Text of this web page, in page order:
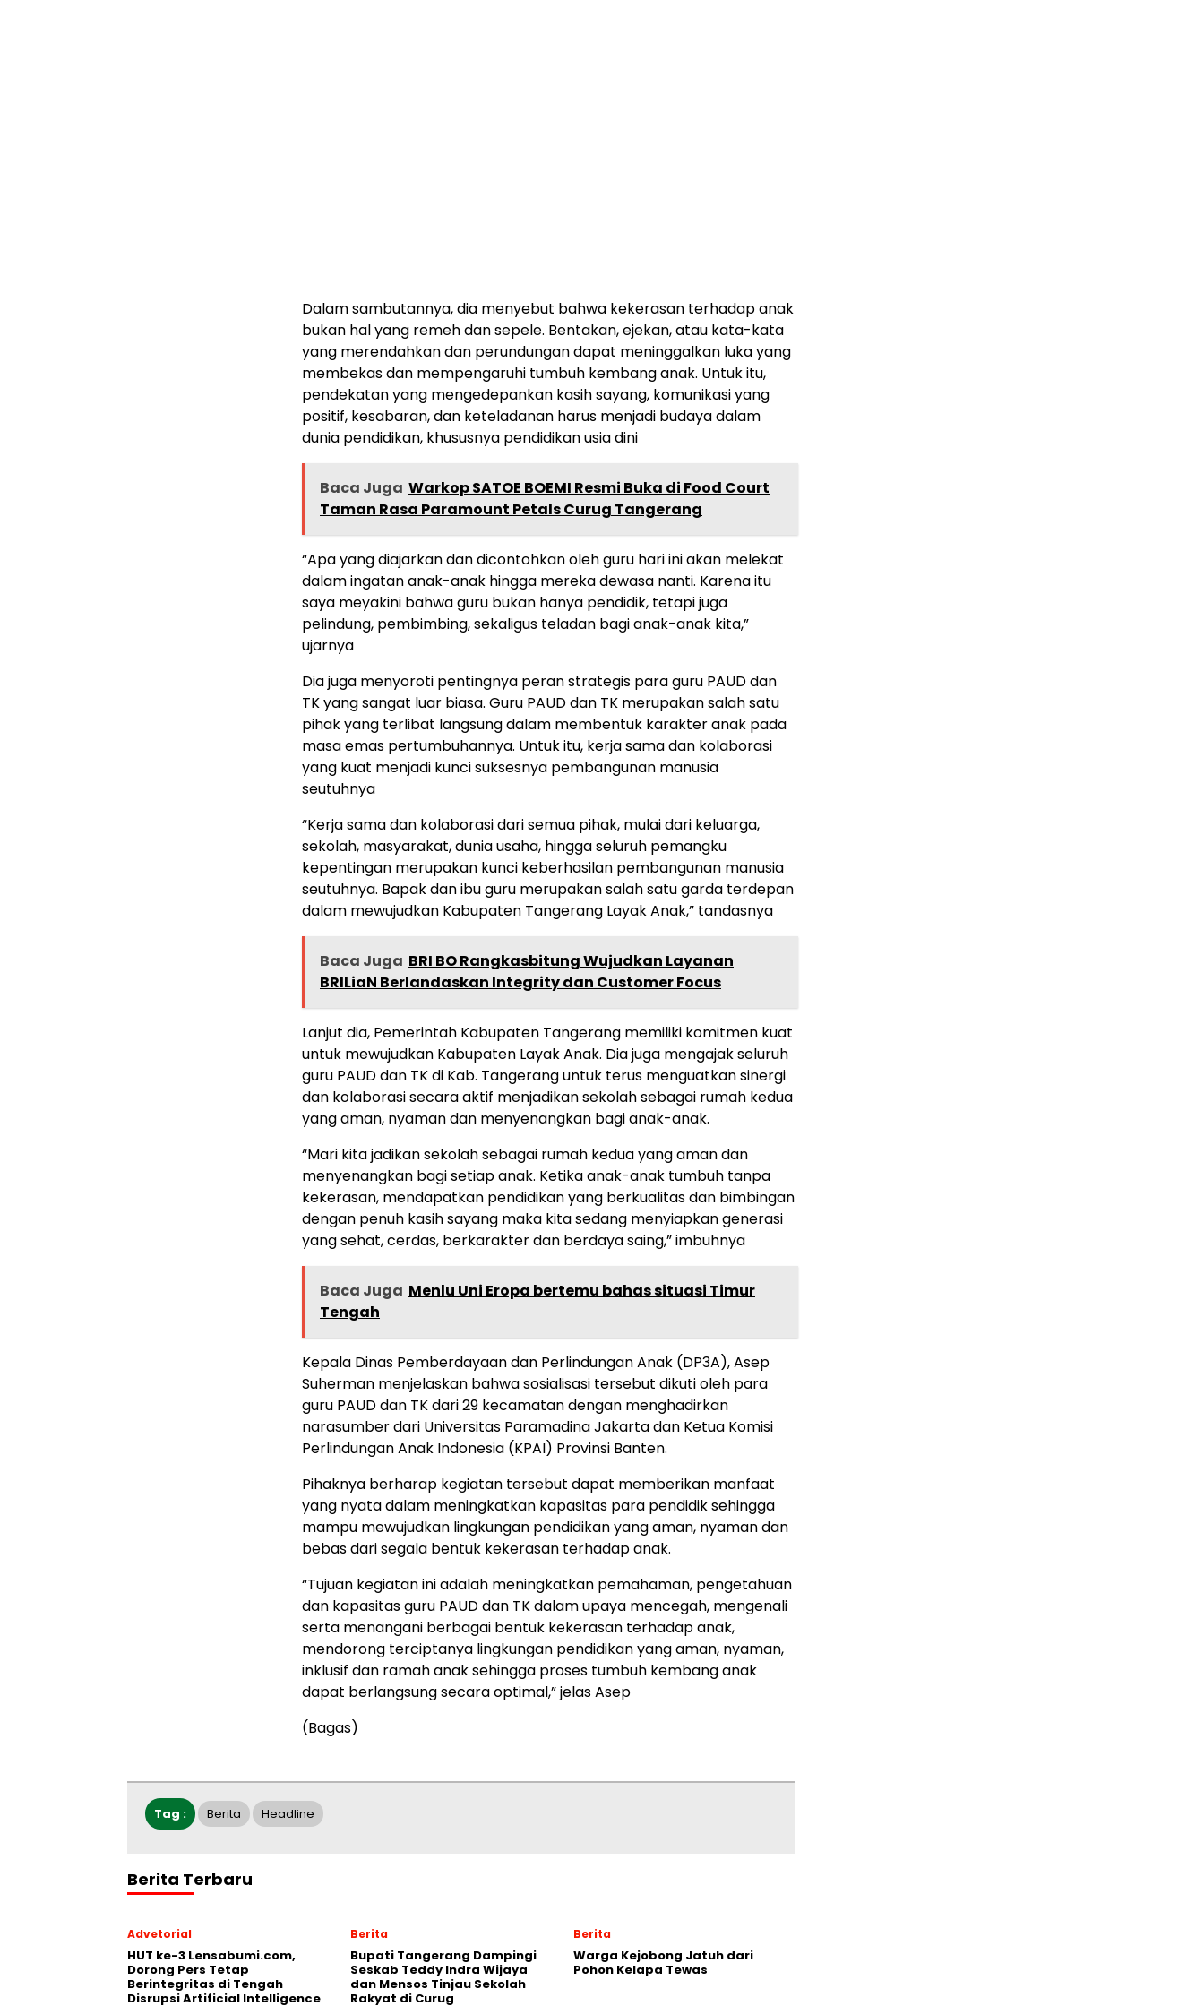
Dalam sambutannya, dia menyebut bahwa kekerasan terhadap anak
bukan hal yang remeh dan sepele. Bentakan, ejekan, atau kata-kata
yang merendahkan dan perundungan dapat meninggalkan luka yang
membekas dan mempengaruhi tumbuh kembang anak. Untuk itu,
pendekatan yang mengedepankan kasih sayang, komunikasi yang
positif, kesabaran, dan keteladanan harus menjadi budaya dalam
dunia pendidikan, khususnya pendidikan usia dini
Baca Juga Warkop SATOE BOEMI Resmi Buka di Food Court
Taman Rasa Paramount Petals Curug Tangerang
“Apa yang diajarkan dan dicontohkan oleh guru hari ini akan melekat
dalam ingatan anak-anak hingga mereka dewasa nanti. Karena itu
saya meyakini bahwa guru bukan hanya pendidik, tetapi juga
pelindung, pembimbing, sekaligus teladan bagi anak-anak kita,”
ujarnya
Dia juga menyoroti pentingnya peran strategis para guru PAUD dan
TK yang sangat luar biasa. Guru PAUD dan TK merupakan salah satu
pihak yang terlibat langsung dalam membentuk karakter anak pada
masa emas pertumbuhannya. Untuk itu, kerja sama dan kolaborasi
yang kuat menjadi kunci suksesnya pembangunan manusia
seutuhnya
“Kerja sama dan kolaborasi dari semua pihak, mulai dari keluarga,
sekolah, masyarakat, dunia usaha, hingga seluruh pemangku
kepentingan merupakan kunci keberhasilan pembangunan manusia
seutuhnya. Bapak dan ibu guru merupakan salah satu garda terdepan
dalam mewujudkan Kabupaten Tangerang Layak Anak,” tandasnya
Baca Juga BRI BO Rangkasbitung Wujudkan Layanan
BRILiaN Berlandaskan Integrity dan Customer Focus
Lanjut dia, Pemerintah Kabupaten Tangerang memiliki komitmen kuat
untuk mewujudkan Kabupaten Layak Anak. Dia juga mengajak seluruh
guru PAUD dan TK di Kab. Tangerang untuk terus menguatkan sinergi
dan kolaborasi secara aktif menjadikan sekolah sebagai rumah kedua
yang aman, nyaman dan menyenangkan bagi anak-anak.
“Mari kita jadikan sekolah sebagai rumah kedua yang aman dan
menyenangkan bagi setiap anak. Ketika anak-anak tumbuh tanpa
kekerasan, mendapatkan pendidikan yang berkualitas dan bimbingan
dengan penuh kasih sayang maka kita sedang menyiapkan generasi
yang sehat, cerdas, berkarakter dan berdaya saing,” imbuhnya
Baca Juga Menlu Uni Eropa bertemu bahas situasi Timur
Tengah
Kepala Dinas Pemberdayaan dan Perlindungan Anak (DP3A), Asep
Suherman menjelaskan bahwa sosialisasi tersebut dikuti oleh para
guru PAUD dan TK dari 29 kecamatan dengan menghadirkan
narasumber dari Universitas Paramadina Jakarta dan Ketua Komisi
Perlindungan Anak Indonesia (KPAI) Provinsi Banten.
Pihaknya berharap kegiatan tersebut dapat memberikan manfaat
yang nyata dalam meningkatkan kapasitas para pendidik sehingga
mampu mewujudkan lingkungan pendidikan yang aman, nyaman dan
bebas dari segala bentuk kekerasan terhadap anak.
“Tujuan kegiatan ini adalah meningkatkan pemahaman, pengetahuan
dan kapasitas guru PAUD dan TK dalam upaya mencegah, mengenali
serta menangani berbagai bentuk kekerasan terhadap anak,
mendorong terciptanya lingkungan pendidikan yang aman, nyaman,
inklusif dan ramah anak sehingga proses tumbuh kembang anak
dapat berlangsung secara optimal,” jelas Asep
(Bagas)
Tag : Berita Headline
Berita Terbaru
Advetorial
HUT ke-3 Lensabumi.com,
Dorong Pers Tetap
Berintegritas di Tengah
Disrupsi Artificial Intelligence
Berita
Bupati Tangerang Dampingi
Seskab Teddy Indra Wijaya
dan Mensos Tinjau Sekolah
Rakyat di Curug
Berita
Warga Kejobong Jatuh dari
Pohon Kelapa Tewas